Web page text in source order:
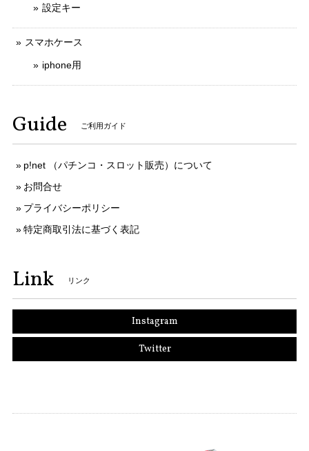
設定キー
スマホケース
iphone用
Guide ご利用ガイド
p!net （パチンコ・スロット販売）について
お問合せ
プライバシーポリシー
特定商取引法に基づく表記
Link リンク
Instagram
Twitter